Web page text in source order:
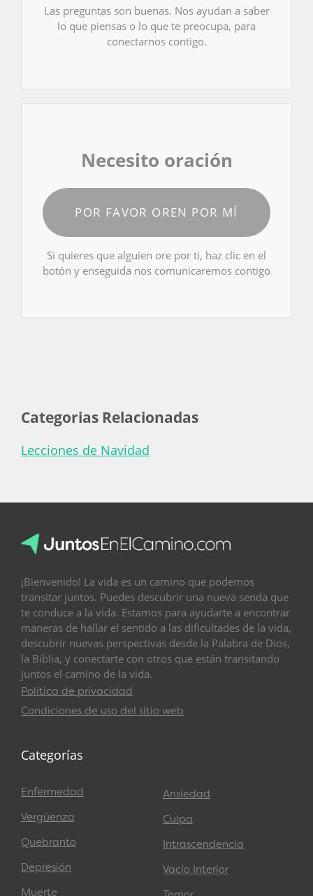
Las preguntas son buenas. Nos ayudan a saber
lo que piensas o lo que te preocupa, para
conectarnos contigo.
Necesito oración
POR FAVOR OREN POR MÍ
Si quieres que alguien ore por ti, haz clic en el
botón y enseguida nos comunicaremos contigo
Categorias Relacionadas
Lecciones de Navidad
¡Bienvenido! La vida es un camino que podemos
transitar juntos. Puedes descubrir una nueva senda que
te conduce a la vida. Estamos para ayudarte a encontrar
maneras de hallar el sentido a las dificultades de la vida,
descubrir nuevas perspectivas desde la Palabra de Dios,
la Biblia, y conectarte con otros que están transitando
juntos el camino de la vida.
Política de privacidad
Condiciones de uso del sitio web
Categorías
Enfermedad
Vergüenza
Quebranto
Depresión
Muerte
Ansiedad
Culpa
Intrascendencia
Vacío Interior